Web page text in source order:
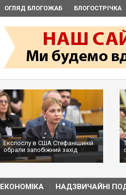
ОГЛЯД БЛОГОЖАБ БЛОГОСТРІЧКА
Експослу в США Стефанішиній
обрали запобіжний захід
ЕКОНОМІКА НАДЗВИЧАЙНІ